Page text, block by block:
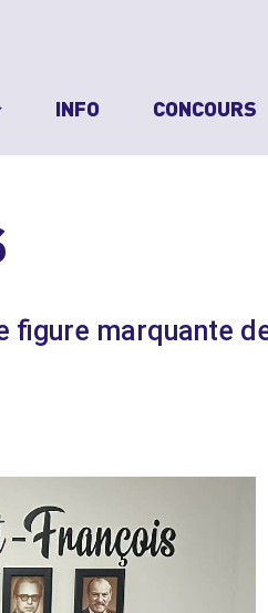
INFO CONCOURS
figure marquante